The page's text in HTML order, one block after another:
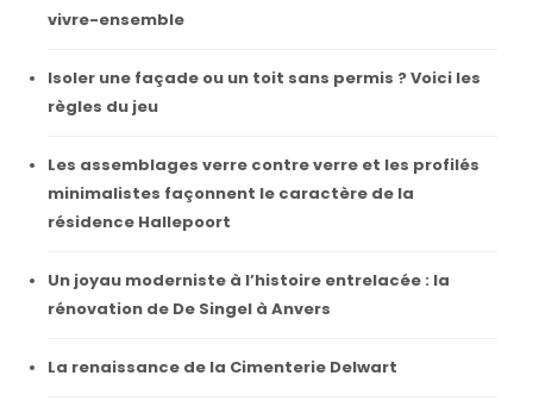
vivre-ensemble
Isoler une façade ou un toit sans permis ? Voici les
règles du jeu
Les assemblages verre contre verre et les profilés
minimalistes façonnent le caractère de la
résidence Hallepoort
Un joyau moderniste à l’histoire entrelacée : la
rénovation de De Singel à Anvers
La renaissance de la Cimenterie Delwart